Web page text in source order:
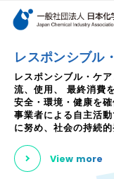
検索キーワード
レスポンシブル
レスポンシブル・ケ
流、使用、
最終消費
安全・環境・健康を確
事業者による自主活動
に努め、社会の持続的
View more